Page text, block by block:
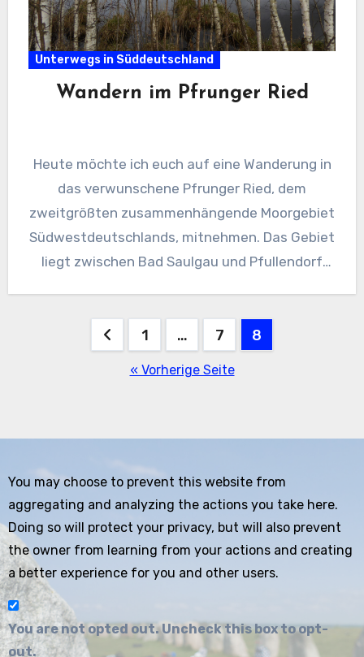
Unterwegs in Süddeutschland
Wandern im Pfrunger Ried
Heute möchte ich euch auf eine Wanderung in
das verwunschene Pfrunger Ried, dem
zweitgrößten zusammenhängende Moorgebiet
Südwestdeutschlands, mitnehmen. Das Gebiet
liegt zwischen Bad Saulgau und Pfullendorf
Seitennummerierung
1 … 7 8
« Vorherige Seite
You may choose to prevent this website from
aggregating and analyzing the actions you take here.
Doing so will protect your privacy, but will also prevent
the owner from learning from your actions and creating
a better experience for you and other users.
You are not opted out. Uncheck this box to opt-
out.